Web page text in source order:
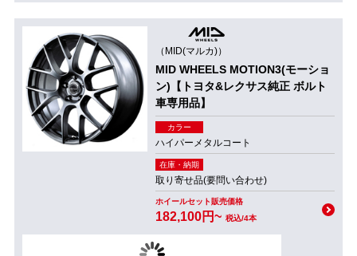
（MID(マルカ)）
MID WHEELS MOTION3(モーショ
ン)【トヨタ&レクサス純正 ボルト
車専用品】
カラー
ハイパーメタルコート
在庫・納期
取り寄せ品(要問い合わせ)
ホイールセット販売価格
182,100円~ 税込/4本